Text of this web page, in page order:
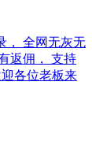
， 全网无灰无
返佣， 支持
各位老板来